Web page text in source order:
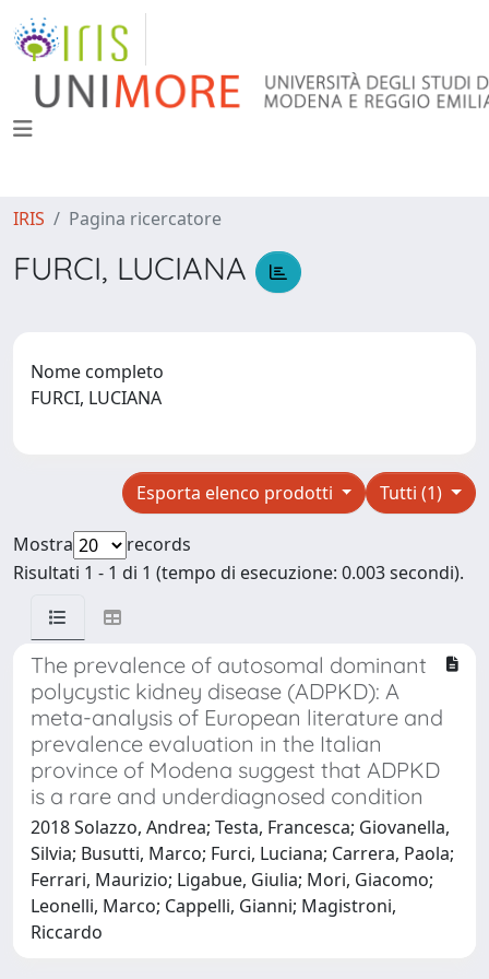
IRIS Pagina ricercatore
FURCI, LUCIANA
Nome completo
FURCI, LUCIANA
Tutti (1)
Esporta elenco prodotti
Mostra
records
Risultati 1 - 1 di 1 (tempo di esecuzione: 0.003 secondi).
The prevalence of autosomal dominant
polycystic kidney disease (ADPKD): A
meta-analysis of European literature and
prevalence evaluation in the Italian
province of Modena suggest that ADPKD
is a rare and underdiagnosed condition
2018 Solazzo, Andrea; Testa, Francesca; Giovanella,
Silvia; Busutti, Marco; Furci, Luciana; Carrera, Paola;
Ferrari, Maurizio; Ligabue, Giulia; Mori, Giacomo;
Leonelli, Marco; Cappelli, Gianni; Magistroni,
Riccardo